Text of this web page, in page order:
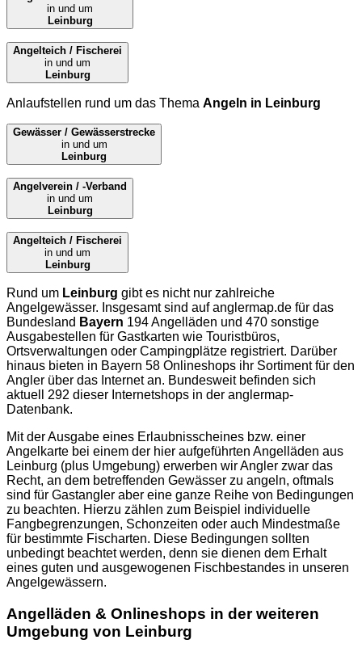
in und um
Leinburg
Angelteich / Fischerei
in und um
Leinburg
Anlaufstellen rund um das Thema Angeln in Leinburg
Gewässer / Gewässerstrecke
in und um
Leinburg
Angelverein / -Verband
in und um
Leinburg
Angelteich / Fischerei
in und um
Leinburg
Rund um Leinburg gibt es nicht nur zahlreiche
Angelgewässer. Insgesamt sind aufanglermap.de für das
Bundesland Bayern 194 Angelläden und 470 sonstige
Ausgabestellen für Gastkarten wie Touristbüros,
Ortsverwaltungen oder Campingplätze registriert. Darüber
hinaus bieten in Bayern 58 Onlineshops ihr Sortiment für den
Angler über das Internet an. Bundesweit befinden sich
aktuell 292 dieser Internetshops in der anglermap-
Datenbank.
Mit der Ausgabe eines Erlaubnisscheines bzw. einer
Angelkarte bei einem der hier aufgeführten Angelläden aus
Leinburg (plus Umgebung) erwerben wir Angler zwar das
Recht, an dem betreffenden Gewässer zu angeln, oftmals
sind für Gastangler aber eine ganze Reihe von Bedingungen
zu beachten. Hierzu zählen zum Beispiel individuelle
Fangbegrenzungen, Schonzeiten oder auch Mindestmaße
für bestimmte Fischarten. Diese Bedingungen sollten
unbedingt beachtet werden, denn sie dienen dem Erhalt
eines guten und ausgewogenen Fischbestandes in unseren
Angelgewässern.
Angelläden & Onlineshops in der weiteren
Umgebung von Leinburg